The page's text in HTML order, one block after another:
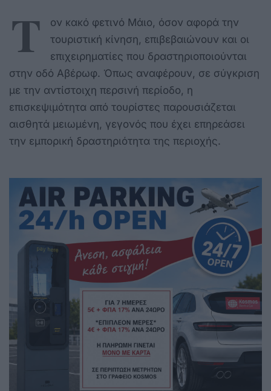
Τ
ον κακό φετινό Μάιο, όσον αφορά την
τουριστική κίνηση, επιβεβαιώνουν και οι
επιχειρηματίες που δραστηριοποιούνται
στην οδό Αβέρωφ. Όπως αναφέρουν, σε σύγκριση
με την αντίστοιχη περσινή περίοδο, η
επισκεψιμότητα από τουρίστες παρουσιάζεται
αισθητά μειωμένη, γεγονός που έχει επηρεάσει
την εμπορική δραστηριότητα της περιοχής.